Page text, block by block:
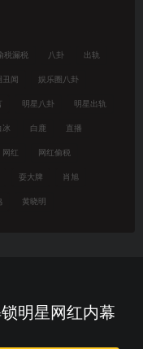
税漏税 八卦 出轨
丑闻 娱乐圈八卦
明星八卦 明星出轨
冰 白鹿 直播
网红 网红偷税
耍大牌 肖旭
黄晓明
明星网红内幕